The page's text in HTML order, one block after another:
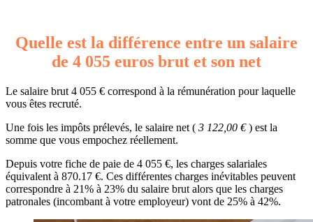
Quelle est la différence entre un salaire
de 4 055 euros brut et son net
Le salaire brut 4 055 € correspond à la rémunération pour laquelle
vous êtes recruté.
Une fois les impôts prélevés, le salaire net ( 3 122,00 €) est la
somme que vous empochez réellement.
Depuis votre fiche de paie de 4 055 €, les charges salariales
équivalent à 870.17 €. Ces différentes charges inévitables peuvent
correspondre à 21% à 23% du salaire brut alors que les charges
patronales (incombant à votre employeur) vont de 25% à 42%.